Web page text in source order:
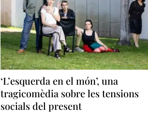
‘L’esquerda en el món’, una
tragicomèdia sobre les tensions
socials del present